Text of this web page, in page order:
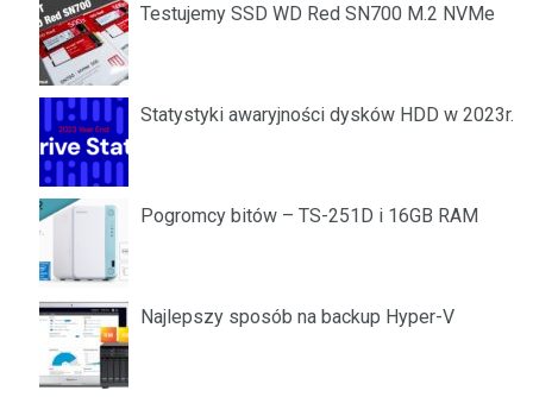
Testujemy SSD WD Red SN700 M.2 NVMe
Statystyki awaryjności dysków HDD w 2023r.
Pogromcy bitów – TS-251D i 16GB RAM
Najlepszy sposób na backup Hyper-V